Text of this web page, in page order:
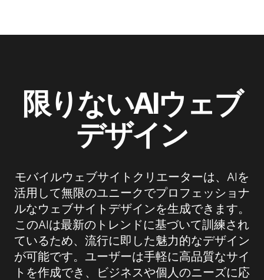
限りないAIウェブ
デザイン
モバイルウェブサイトクリエーターは、AIを
活用して無限のユニークでプロフェッショナ
ルなウェブサイトデザインを生成できます。
このAIは最新のトレンドに基づいて訓練され
ているため、流行に即した魅力的なデザイン
が可能です。ユーザーは手軽に高品質なサイ
トを作成でき、ビジネスや個人のニーズに応